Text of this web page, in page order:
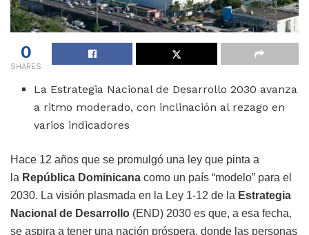
0
SHARES
La Estrategia Nacional de Desarrollo 2030 avanza
a ritmo moderado, con inclinación al rezago en
varios indicadores
Hace 12 años que se promulgó una ley que pinta a
la República Dominicana como un país “modelo” para el
2030. La visión plasmada en la Ley 1-12 de la Estrategia
Nacional de Desarrollo (END) 2030 es que, a esa fecha,
se aspira a tener una nación próspera, donde las personas